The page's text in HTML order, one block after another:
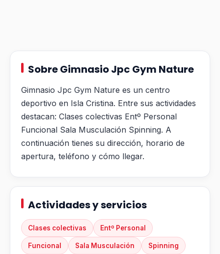
Sobre Gimnasio Jpc Gym Nature
Gimnasio Jpc Gym Nature es un centro
deportivo en Isla Cristina. Entre sus actividades
destacan: Clases colectivas Entº Personal
Funcional Sala Musculación Spinning. A
continuación tienes su dirección, horario de
apertura, teléfono y cómo llegar.
Actividades y servicios
Clases colectivas Entº Personal
Funcional Sala Musculación Spinning